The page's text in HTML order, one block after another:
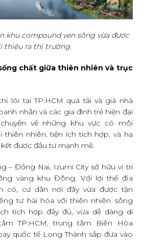
khu compound ven sông vừa được
thiệu ra thị trường.
chất giữa thiên nhiên và trục
lõi tại TP.HCM quá tải và giá nhà
nhân và các gia đình trẻ hiện đại
về những khu vực có môi
nhiên, tiện ích tích hợp, và hạ
được đầu tư mạnh mẽ.
– Đồng Nai, Izumi City sở hữu vị trí
vàng khu Đông. Với lợi thế địa
có, cư dân nơi đây vừa được tận
tư hài hòa với thiên nhiên sông
tích hợp đầy đủ, vừa dễ dàng di
TP.HCM, trung tâm Biên Hòa
quốc tế Long Thành sắp đưa vào